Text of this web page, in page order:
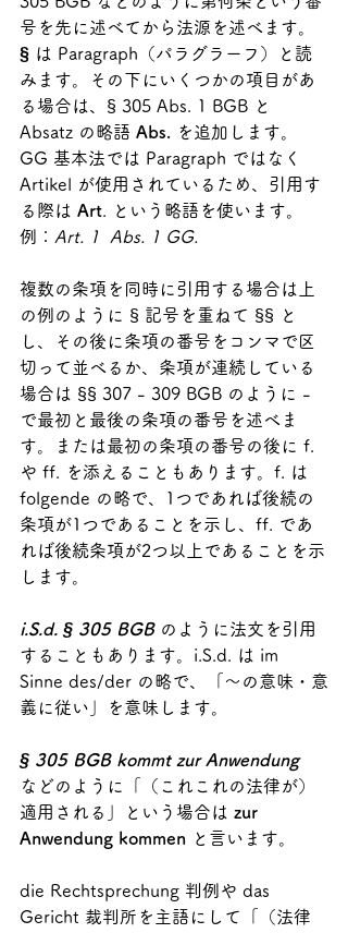
号を先に述べてから法源を述べます。
§ は Paragraph（パラグラーフ）と読
みます。その下にいくつかの項目があ
る場合は、§ 305 Abs. 1 BGB と
Absatz の略語 Abs.
を追加します。
GG 基本法では Paragraph ではなく
Artikel が使用されているため、引用す
る際は Art . という略語を使います。
例： Art. 1  Abs. 1 GG.
複数の条項を同時に引用する場合は上
の例のように § 記号を重ねて §§ と
し、その後に条項の番号をコンマで区
切って並べるか、条項が連続している
場合は §§ 307 - 309 BGB のように -
で最初と最後の条項の番号を述べま
す。または最初の条項の番号の後に f.
や ff. を添えることもあります。f. は
folgende の略で、1つであれば後続の
条項が1つであることを示し、ff. であ
れば後続条項が2つ以上であることを示
します。
i.S.d. § 305 BGB のように法文を引用
することもあります。i.S.d. は im
Sinne des/der の略で、「～の意味・意
義に従い」を意味します。
§ 305 BGB kommt zur Anwendung
などのように「（これこれの法律が）
適用される」という場合は zur
Anwendung kommen と言います。
die Rechtsprechung 判例や das
Gericht 裁判所を主語にして「（法律